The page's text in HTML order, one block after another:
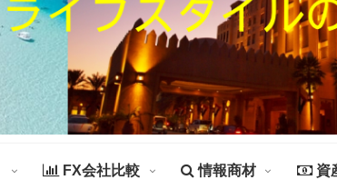
FX会社比較 情報商材 資